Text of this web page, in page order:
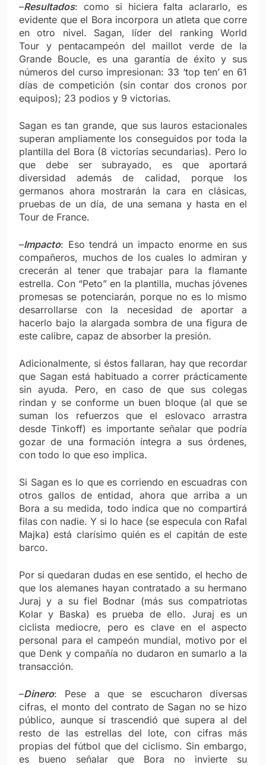
–Resultados: como si hiciera falta aclararlo, es
evidente que el Bora incorpora un atleta que corre
en otro nivel. Sagan, líder del ranking World
Tour y pentacampeón del maillot verde de la
Grande Boucle, es una garantía de éxito y sus
números del curso impresionan: 33 ‘top ten’ en 61
días de competición (sin contar dos cronos por
equipos); 23 podios y 9 victorias.
Sagan es tan grande, que sus lauros estacionales
superan ampliamente los conseguidos por toda la
plantilla del Bora (8 victorias secundarias). Pero lo
que debe ser subrayado, es que aportará
diversidad además de calidad, porque los
germanos ahora mostrarán la cara en clásicas,
pruebas de un día, de una semana y hasta en el
Tour de France.
–Impacto: Eso tendrá un impacto enorme en sus
compañeros, muchos de los cuales lo admiran y
crecerán al tener que trabajar para la flamante
estrella. Con “Peto” en la plantilla, muchas jóvenes
promesas se potenciarán, porque no es lo mismo
desarrollarse con la necesidad de aportar a
hacerlo bajo la alargada sombra de una figura de
este calibre, capaz de absorber la presión.
Adicionalmente, si éstos fallaran, hay que recordar
que Sagan está habituado a correr prácticamente
sin ayuda. Pero, en caso de que sus colegas
rindan y se conforme un buen bloque (al que se
suman los refuerzos que el eslovaco arrastra
desde Tinkoff) es importante señalar que podría
gozar de una formación íntegra a sus órdenes,
con todo lo que eso implica.
Si Sagan es lo que es corriendo en escuadras con
otros gallos de entidad, ahora que arriba a un
Bora a su medida, todo indica que no compartirá
filas con nadie. Y si lo hace (se especula con Rafal
Majka) está clarísimo quién es el capitán de este
barco.
Por si quedaran dudas en ese sentido, el hecho de
que los alemanes hayan contratado a su hermano
Juraj y a su fiel Bodnar (más sus compatriotas
Kolar y Baska) es prueba de ello. Juraj es un
ciclista mediocre, pero es clave en el aspecto
personal para el campeón mundial, motivo por el
que Denk y compañía no dudaron en sumarlo a la
transacción.
–Dinero: Pese a que se escucharon diversas
cifras, el monto del contrato de Sagan no se hizo
público, aunque sí trascendió que supera al del
resto de las estrellas del lote, con cifras más
propias del fútbol que del ciclismo. Sin embargo,
es bueno señalar que Bora no invierte su